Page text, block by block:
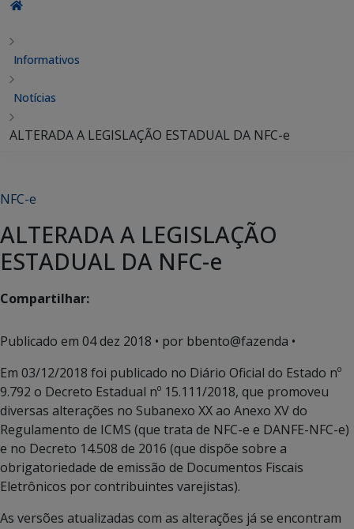
Informativos
Notícias
ALTERADA A LEGISLAÇÃO ESTADUAL DA NFC-e
NFC-e
ALTERADA A LEGISLAÇÃO
ESTADUAL DA NFC-e
Compartilhar:
Publicado em 04 dez 2018 • por bbento@fazenda •
Em 03/12/2018 foi publicado no Diário Oficial do Estado nº
9.792 o Decreto Estadual nº 15.111/2018, que promoveu
diversas alterações no Subanexo XX ao Anexo XV do
Regulamento de ICMS (que trata de NFC-e e DANFE-NFC-e)
e no Decreto 14.508 de 2016 (que dispõe sobre a
obrigatoriedade de emissão de Documentos Fiscais
Eletrônicos por contribuintes varejistas).
As versões atualizadas com as alterações já se encontram